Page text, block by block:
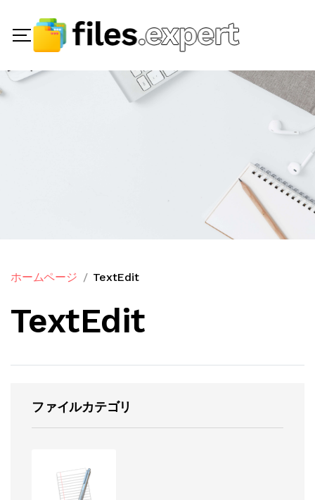
ホームページ TextEdit
TextEdit
ファイルカテゴリ